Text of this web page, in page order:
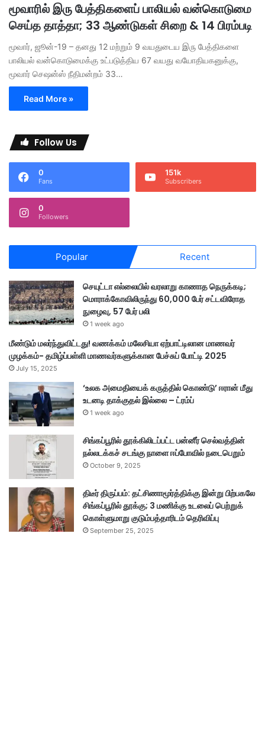
மூவாரில் இரு பேத்திகளைப் பாலியல் வன்கொடுமை
செய்த தாத்தா; 33 ஆண்டுகள் சிறை & 14 பிரம்படி
மூவார், ஜூன்-19 – தனது 12 மற்றும் 9 வயதுடைய இரு பேத்திகளை
பாலியல் வன்கொடுமைக்கு உட்படுத்திய 67 வயது வயோதியகனுக்கு,
மூவார் செஷன்ஸ் நீதிமன்றம் 33…
Read More »
Follow Us
0
Fans
151k
Subscribers
0
Followers
Popular Recent
செயுட்டா எல்லையில் வரலாறு காணாத நெருக்கடி;
மொராக்கோவிலிருந்து 60,000 பேர் சட்டவிரோத
நுழைவு, 57 பேர் பலி
1 week ago
மீண்டும் மலர்ந்துவிட்டது! வணக்கம் மலேசியா ஏற்பாட்டிலான மாணவர்
முழக்கம்- தமிழ்ப்பள்ளி மாணவர்களுக்கான பேச்சுப் போட்டி 2025
July 15, 2025
‘உலக அமைதியைக் கருத்தில் கொண்டு’ ஈரான் மீது
உடனடி தாக்குதல் இல்லை – ட்ரம்ப்
1 week ago
சிங்கப்பூரில் தூக்கிலிடப்பட்ட பன்னீர் செல்வத்தின்
நல்லடக்கச் சடங்கு நாளை ஈப்போவில் நடைபெறும்
October 9, 2025
திடீர் திருப்பம்: தட்சிணாமூர்த்திக்கு இன்று பிற்பகலே
சிங்கப்பூரில் தூக்கு; 3 மணிக்கு உடலைப் பெற்றுக்
கொள்ளுமாறு குடும்பத்தாரிடம் தெரிவிப்பு
September 25, 2025